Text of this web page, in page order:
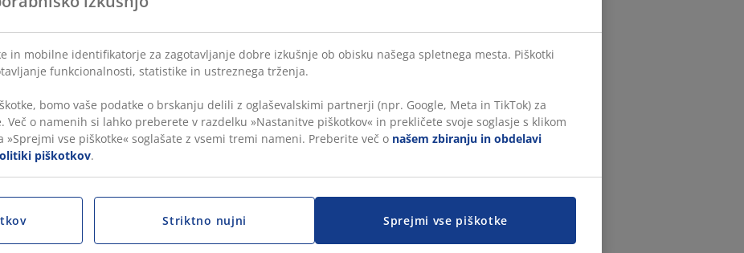
in mobilne identifikatorje za zagotavljanje dobre izkušnje ob obisku našega spletnega mesta. Piškotki
funkcionalnosti, statistike in ustreznega trženja.
bomo vaše podatke o brskanju delili z oglaševalskimi partnerji (npr. Google, Meta in TikTok) za
Več o namenih si lahko preberete v razdelku »Nastanitve piškotkov« in prekličete svoje soglasje s klikom
»Sprejmi vse piškotke« soglašate z vsemi tremi nameni. Preberite več o našem zbiranju in obdelavi
piškotkov.
Sprejmi vse piškotke
Striktno nujni